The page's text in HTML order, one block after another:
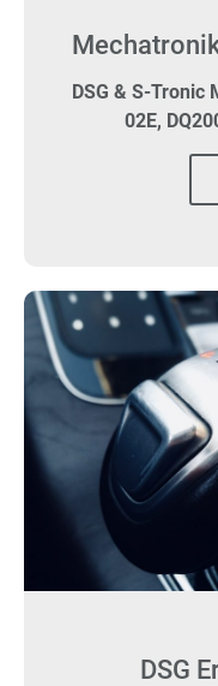
DSG & S-Tronic
02E,
DSG